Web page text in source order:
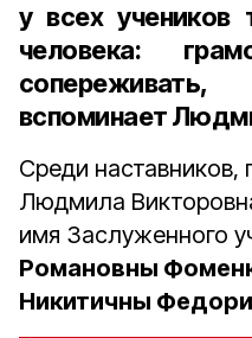
у всех учеников
человека:
вспоминает
Среди
Людмила
имя Заслуженного
Романовны
Никитичны